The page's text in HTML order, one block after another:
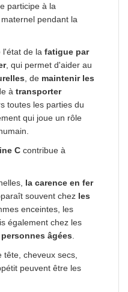
participe à la
pendant la
l'état de la fatigue par
, qui permet d'aider au
, de maintenir les
à transporter
toutes les parties du
qui joue un rôle
C contribue à
la carence en fer
souvent chez les
enceintes, les
également chez les
personnes âgées
cheveux secs,
peuvent être les